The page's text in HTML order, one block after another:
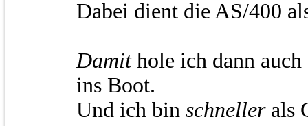
Dabei dient die AS/400
Damit hole ich dann
ins Boot.
Und ich bin schneller als